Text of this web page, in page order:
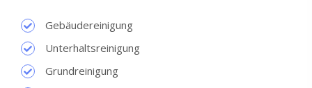
Gebäudereinigung
Unterhaltsreinigung
Grundreinigung